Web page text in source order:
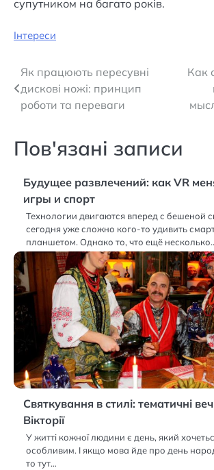
супутником на багато років.
Інтереси
Навігація
записів
Як працюють пересувні
дискові ножі: принцип
роботи та переваги
Как
Пов'язані записи
Будущее развлечений: как VR
игры и спорт
Технологии двигаются вперед с бешеной
сегодня уже сложно кого-то удивить
планшетом. Однако то, что ещё
Святкування в стилі: тематичні
Вікторії
У житті кожної людини є день, який
особливим. І якщо мова йде про день
то тут…